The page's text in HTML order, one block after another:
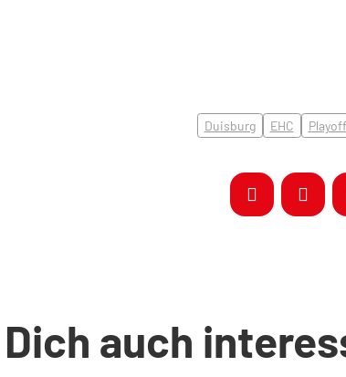
Duisburg EHC Playoff
auch